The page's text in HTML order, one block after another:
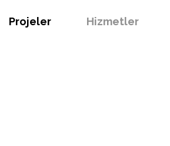
Projeler Hizmetler